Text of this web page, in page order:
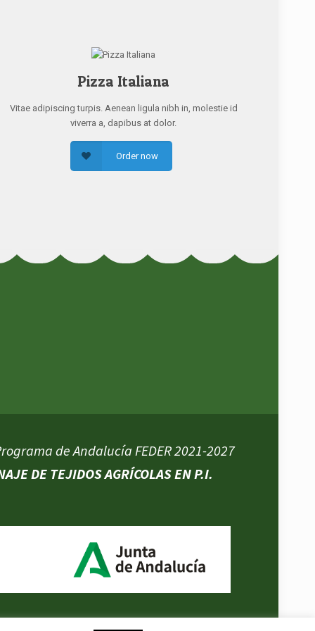
Pizza Italiana
Vitae adipiscing turpis. Aenean ligula nibh in, molestie id
viverra a, dapibus at dolor.
Order now
de Andalucía FEDER 2021-2027
DE TEJIDOS AGRÍCOLAS EN P.I.